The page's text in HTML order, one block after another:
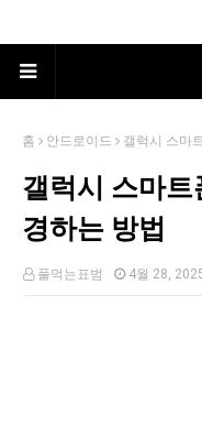
홈 안드로이드 갤럭시 스마
갤럭시 스마트
경하는 방법
풀먹는표범 4월 28,